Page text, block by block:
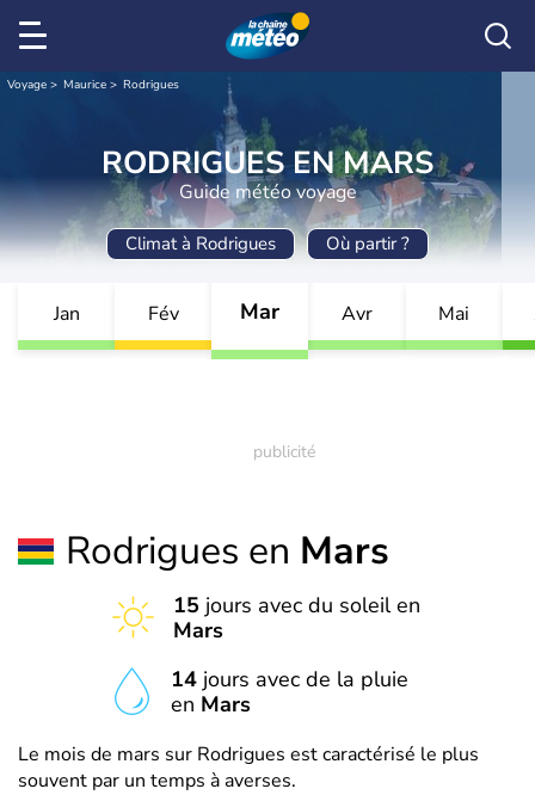
Voyage Maurice Rodrigues
RODRIGUES EN MARS
Guide météo voyage
Climat à Rodrigues Où partir ?
Jan Fév Mar Avr Mai
Rodrigues en Mars
15 jours avec du soleil en
Mars
14jours avec de la pluie
en Mars
Le mois de mars sur Rodrigues est caractérisé le plus
souvent par un temps à averses.